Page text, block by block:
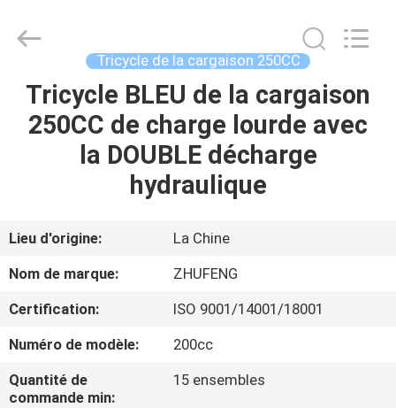
MAISON
PRODUITS
SUJET
DE
NOUS
VISITE
D'USINE
Motorcycle
Reserved.
Tricycle de la cargaison 250CC
Tricycle BLEU de la cargaison
250CC de charge lourde avec
la DOUBLE décharge
hydraulique
Lieu d'origine:
La Chine
Nom de marque:
ZHUFENG
Certification:
ISO 9001/14001/18001
Numéro de modèle:
200cc
Quantité de
commande min:
15 ensembles